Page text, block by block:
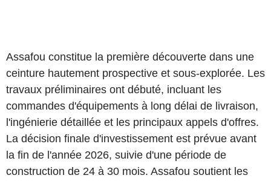
Assafou constitue la première découverte dans une
ceinture hautement prospective et sous-explorée. Les
travaux préliminaires ont débuté, incluant les
commandes d'équipements à long délai de livraison,
l'ingénierie détaillée et les principaux appels d'offres.
La décision finale d'investissement est prévue avant
la fin de l'année 2026, suivie d'une période de
construction de 24 à 30 mois. Assafou soutient les